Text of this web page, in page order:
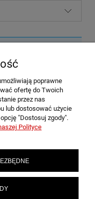
poprawne
ofertę do Twoich
przez nas
lub dostosować użycie
"Dostosuj zgody".
Polityce